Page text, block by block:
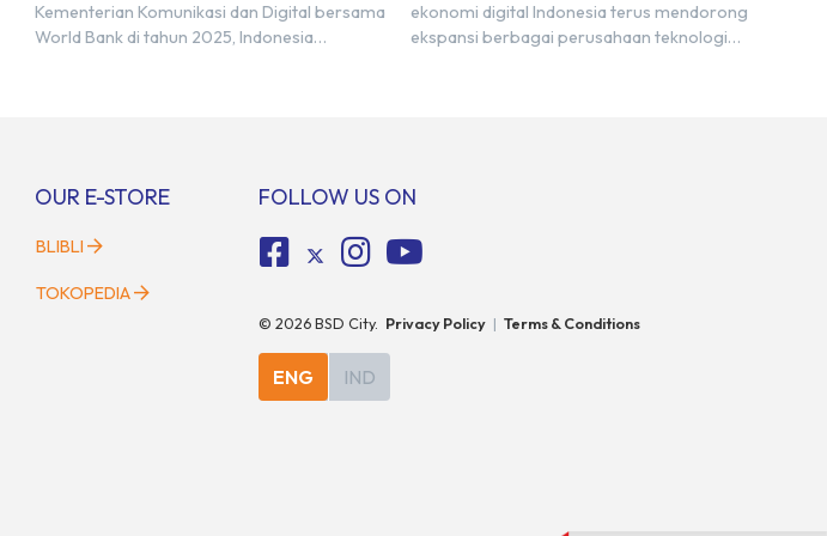
City
Kementerian Komunikasi dan Digital bersama
World Bank di tahun 2025, Indonesia
sektor strategis. Kebutuhan tersebut
ekonomi digital Indonesia terus mendorong
ekspansi berbagai perusahaan teknologi
US$100 miliar, tumbuh sebesar 14%
Kondisi ini […]
OUR E-STORE
BLIBLI
TOKOPEDIA
FOLLOW US ON
© 2026BSD City. Privacy Policy | Terms & Conditions
ENG IND